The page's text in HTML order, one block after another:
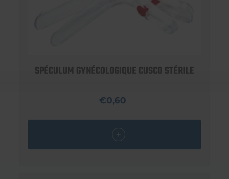
SPÉCULUM GYNÉCOLOGIQUE CUSCO STÉRILE
€0,60